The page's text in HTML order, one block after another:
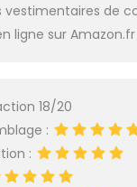
vestimentaires de
ligne sur Amazon.fr
18/20
:
: